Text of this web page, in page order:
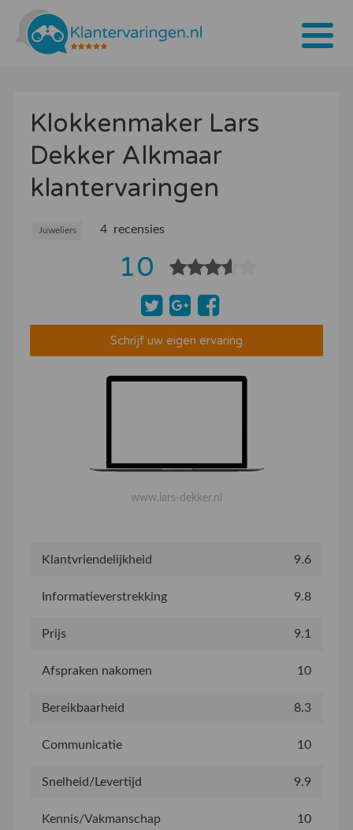
Tarieven
Bedrijven
Over ons
Blogs
Klokkenmaker Lars
Dekker Alkmaar
klantervaringen
Juweliers 4 recensies
10
Schrijf uw eigen ervaring
www.lars-dekker.nl
Klantvriendelijkheid 9.6
Informatieverstrekking 9.8
Prijs 9.1
Afspraken nakomen 10
Bereikbaarheid 8.3
Communicatie 10
Snelheid/Levertijd 9.9
Kennis/Vakmanschap 10